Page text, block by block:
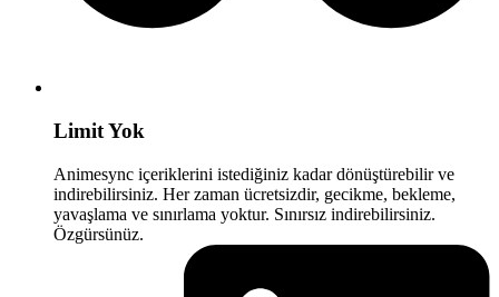
Limit Yok
Animesync içeriklerini istediğiniz kadar dönüştürebilir ve
indirebilirsiniz. Her zaman ücretsizdir, gecikme, bekleme,
yavaşlama ve sınırlama yoktur. Sınırsız indirebilirsiniz.
Özgürsünüz.